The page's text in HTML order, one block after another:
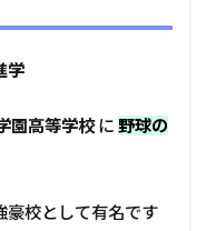
学
園高等学校に 野球の
豪校として有名です